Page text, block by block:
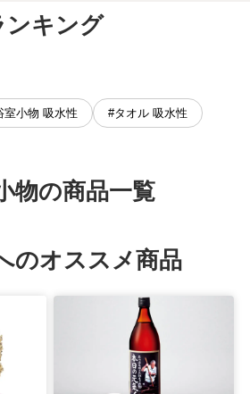
ンキング
室小物 吸水性 #タオル 吸水性
物の商品一覧
のオススメ商品